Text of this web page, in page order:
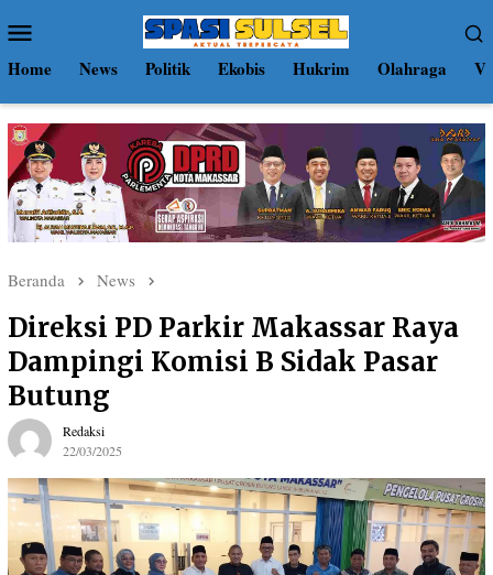
ke
kontenMobile
Home News Politik Ekobis Hukrim Olahraga
Beranda News
Direksi PD Parkir Makassar Raya
Dampingi Komisi B Sidak Pasar
Butung
Redaksi
22/03/2025